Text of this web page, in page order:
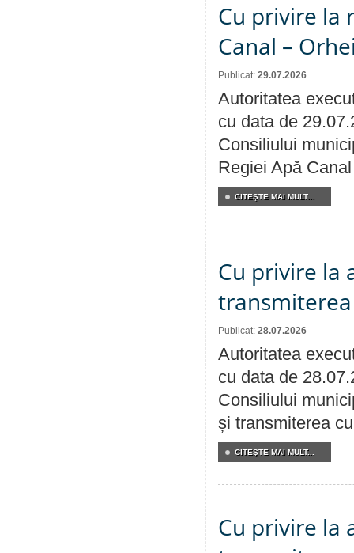
Cu privire la
Canal –
Publicat: 29.07.2026
Autoritatea
cu data de
Consiliului
Regiei Apă
CITEŞTE MAI MULT...
Cu privire la
Publicat: 28.07.2026
Autoritatea
cu data de
Consiliului
și transmiterea
CITEŞTE MAI MULT...
Cu privire la